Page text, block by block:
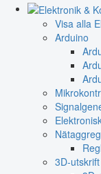
Visa alla
Arduino
3D-utskrift